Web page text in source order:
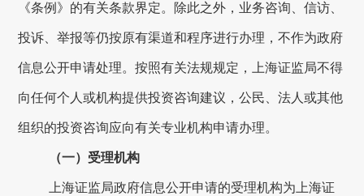
《条例》的有关条款界定。除此之外，业务咨询、信访、
投诉、举报等仍按原有渠道和程序进行办理，不作为政府
信息公开申请处理。按照有关法规规定，上海证监局不得
向任何个人或机构提供投资咨询建议，公民、法人或其他
组织的投资咨询应向有关专业机构申请办理。
（一）受理机构
上海证监局政府信息公开申请的受理机构为上海证